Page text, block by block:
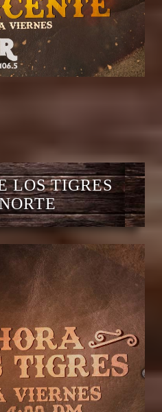
LOS TIGRES